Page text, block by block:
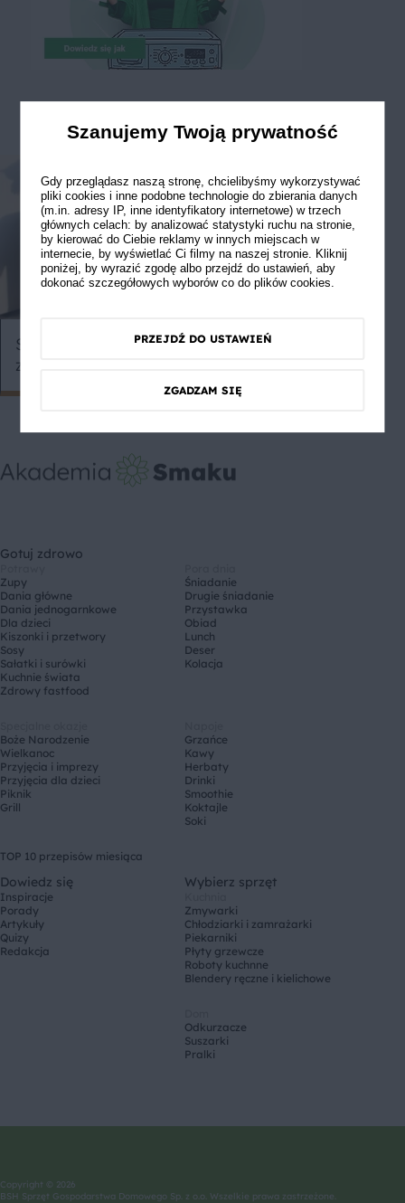
Słoiczki pełne niespodzianek
zamiast kanapek
Gotuj zdrowo
Zupy
Dania główne
Dania jednogarnkowe
Dla dzieci
Kiszonki i przetwory
Sosy
Sałatki i surówki
Kuchnie świata
Zdrowy fastfood
Śniadanie
Drugie śniadanie
Przystawka
Obiad
Lunch
Deser
Kolacja
Boże Narodzenie
Wielkanoc
Przyjęcia i imprezy
Przyjęcia dla dzieci
Piknik
Grill
Grzańce
Kawy
Herbaty
Drinki
Smoothie
Koktajle
Soki
TOP 10 przepisów miesiąca
Dowiedz się
Inspiracje
Porady
Artykuły
Quizy
Redakcja
Wybierz sprzęt
Zmywarki
Chłodziarki i zamrażarki
Piekarniki
Płyty grzewcze
Roboty kuchnne
Blendery ręczne i kielichowe
Odkurzacze
Suszarki
Pralki
Copyright © 2026
BSH Sprzęt Gospodarstwa Domowego Sp. z o.o. Wszelkie prawa zastrzeżone.
Szanujemy Twoją prywatność
Gdy przeglądasz naszą stronę, chcielibyśmy wykorzystywać
pliki cookies i inne podobne technologie do zbierania danych
(m.in. adresy IP, inne identyfikatory internetowe) w trzech
głównych celach: by analizować statystyki ruchu na stronie,
by kierować do Ciebie reklamy w innych miejscach w
internecie, by wyświetlać Ci filmy na naszej stronie. Kliknij
poniżej, by wyrazić zgodę albo przejdź do ustawień, aby
dokonać szczegółowych wyborów co do plików cookies.
PRZEJDŹ DO USTAWIEŃ
ZGADZAM SIĘ